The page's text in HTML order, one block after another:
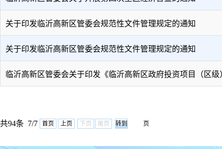
关于印发临沂高新区管委会规范性文件管理规定的通知
关于印发临沂高新区管委会规范性文件管理规定的通知
临沂高新区管委会关于印发《临沂高新区政府投资项目（区
共94条 7/7 首页 上页 下页 尾页 页